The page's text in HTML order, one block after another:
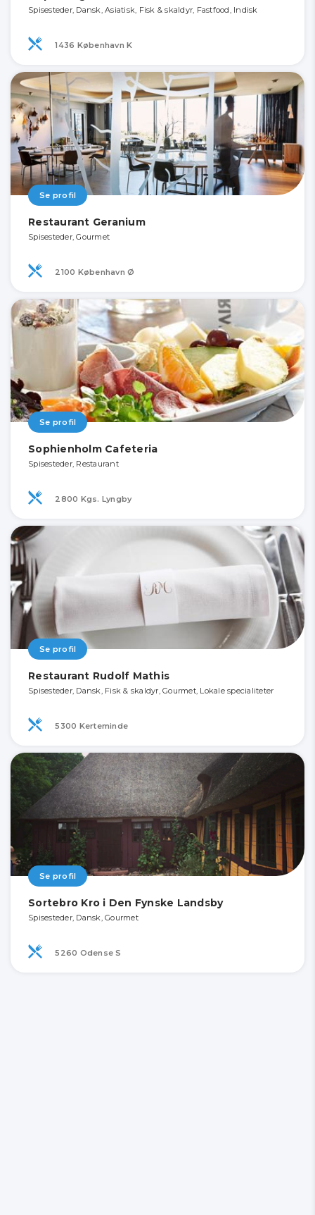
Spisesteder, Dansk, Asiatisk, Fisk & skaldyr, Fastfood, Indisk
1436 København K
Se profil
Restaurant Geranium
Spisesteder, Gourmet
2100 København Ø
Se profil
Sophienholm Cafeteria
Spisesteder, Restaurant
2800 Kgs. Lyngby
Se profil
Restaurant Rudolf Mathis
Spisesteder, Dansk, Fisk & skaldyr, Gourmet, Lokale specialiteter
5300 Kerteminde
Se profil
Sortebro Kro i Den Fynske Landsby
Spisesteder, Dansk, Gourmet
5260 Odense S